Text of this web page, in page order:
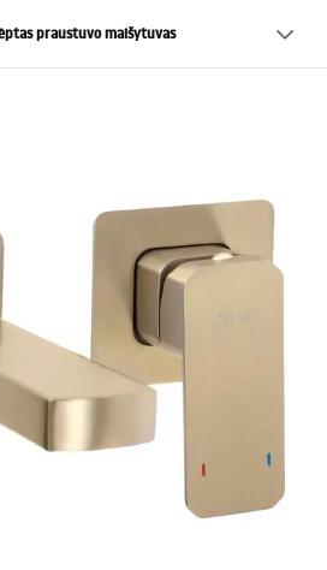
praustuvo maišytuvas